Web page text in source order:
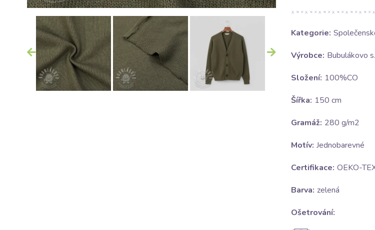
Kategorie:
Výrobce: Bubulákovo
Složení: 100%CO
Šířka: 150 cm
Gramáž: 280 g/m2
Motív: Jednobarevné
Certifikace: OEKO-
Barva: zelená
Ošetrování: